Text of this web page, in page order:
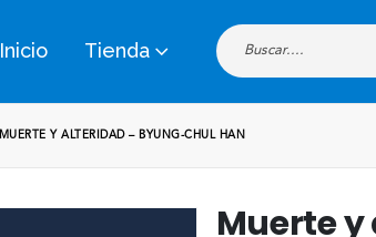
Inicio Tienda
MUERTE Y ALTERIDAD – BYUNG-CHUL HAN
Muerte